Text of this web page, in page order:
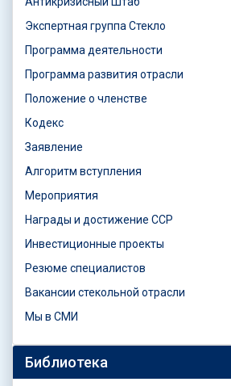
Экспертная группа Стекло
Программа деятельности
Программа развития отрасли
Положение о членстве
Кодекс
Заявление
Алгоритм вступления
Мероприятия
Награды и достижение ССР
Инвестиционные проекты
Резюме специалистов
Вакансии стекольной отрасли
Мы в СМИ
Библиотека